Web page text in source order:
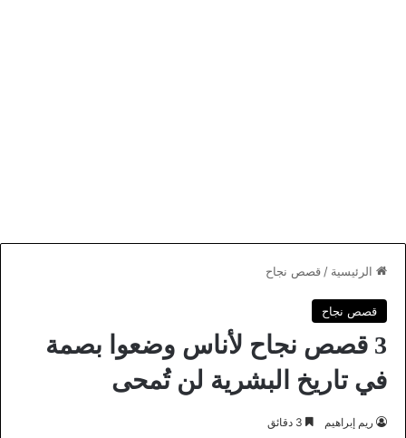
الرئيسية / قصص نجاح
قصص نجاح
3 قصص نجاح لأناس وضعوا بصمة
في تاريخ البشرية لن تُمحى
ريم إبراهيم